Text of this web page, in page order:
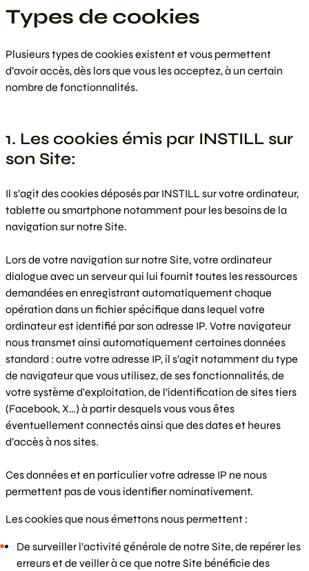
Types de cookies
Plusieurs types de cookies existent et vous permettent
d’avoir accès, dès lors que vous les acceptez, à un certain
nombre de fonctionnalités.
1. Les cookies émis par INSTILL sur
son Site:
Il s’agit des cookies déposés par INSTILL sur votre ordinateur,
tablette ou smartphone notamment pour les besoins de la
navigation sur notre Site.
Lors de votre navigation sur notre Site, votre ordinateur
dialogue avec un serveur qui lui fournit toutes les ressources
demandées en enregistrant automatiquement chaque
opération dans un fichier spécifique dans lequel votre
ordinateur est identifié par son adresse IP. Votre navigateur
nous transmet ainsi automatiquement certaines données
standard : outre votre adresse IP, il s’agit notamment du type
de navigateur que vous utilisez, de ses fonctionnalités, de
votre système d’exploitation, de l’identification de sites tiers
(Facebook, X…) à partir desquels vous vous êtes
éventuellement connectés ainsi que des dates et heures
d’accès à nos sites.
Ces données et en particulier votre adresse IP ne nous
permettent pas de vous identifier nominativement.
Les cookies que nous émettons nous permettent :
De surveiller l’activité générale de notre Site, de repérer les
erreurs et de veiller à ce que notre Site bénéficie des